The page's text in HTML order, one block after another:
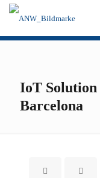
IoT Solution
Barcelona